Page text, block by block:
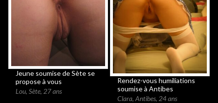
Jeune soumise de Sète se
propose à vous
Lou,Sète, 27 ans
Rendez-vous humiliations
soumise à Antibes
Clara,Antibes, 24 ans